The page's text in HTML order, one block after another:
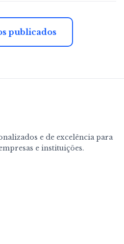
publicados
e de excelência para
e instituições.